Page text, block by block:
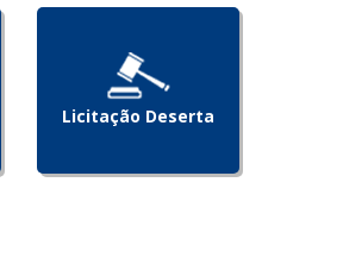
Licitação Deserta